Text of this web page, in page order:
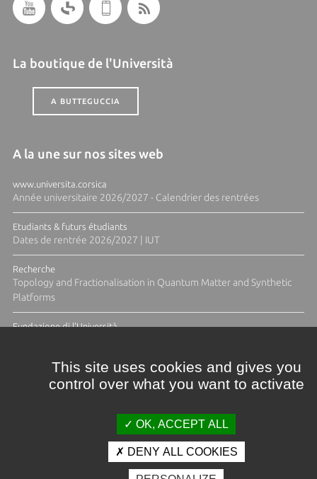
La boutique de l'Università
A BUTTEGUCCIA
A la une sur nos sites web
www.universita.corsica
Année universitaire 2026/2027 - Calendrier des rentrées
Etudiants & futurs étudiants
Dates de rentrée 2026/2027 | IUT
Recherche
Topology and Fractionalisation in Quantum Matter and Synthetic
Platforms
Fundazione di l'Università
Crédits et mentions légales
This site uses cookies and gives you
control over what you want to activate
OK, ACCEPT ALL
DENY ALL COOKIES